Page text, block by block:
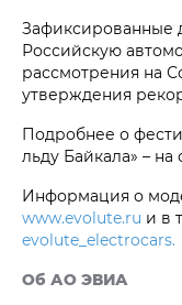
Зафиксированные
Российскую
рассмотрения на
утверждения
Подробнее о
льду Байкала» –
Информация о
www.evolute.ru и в
evolute_electrocars.
Об АО ЭВИА